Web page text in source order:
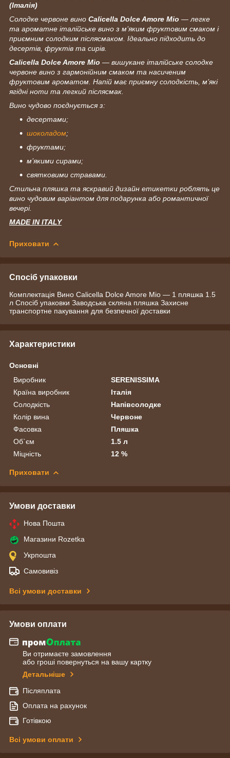
(Італія)
Солодке червоне вино Calicella Dolce Amore Mio — легке
та ароматне італійське вино з м’яким фруктовим смаком і
приємним солодким післясмаком. Ідеально підходить до
десертів, фруктів та сирів.
Calicella Dolce Amore Mio — вишукане італійське солодке
червоне вино з гармонійним смаком та насиченим
фруктовим ароматом. Напій має приємну солодкість, м’які
ягідні ноти та легкий післясмак.
Вино чудово поєднується з:
десертами;
шоколадом;
фруктами;
м’якими сирами;
святковими стравами.
Стильна пляшка та яскравий дизайн етикетки роблять це
вино чудовим варіантом для подарунка або романтичної
вечері.
MADE IN ITALY
Приховати
Спосіб упаковки
Комплектація Вино Calicella Dolce Amore Mio — 1 пляшка 1.5
л Спосіб упаковки Заводська скляна пляшка Захисне
транспортне пакування для безпечної доставки
Характеристики
Основні
Виробник
SERENISSIMA
Країна виробник
Італія
Солодкість
Напівсолодке
Колір вина
Червоне
Фасовка
Пляшка
Об`єм
1.5 л
Міцність
12 %
Приховати
Умови доставки
Нова Пошта
Магазини Rozetka
Укрпошта
Самовивіз
Всі умови доставки
Умови оплати
Ви отримаєте замовлення
або гроші повернуться на вашу картку
Детальніше
Післяплата
Оплата на рахунок
Готівкою
Всі умови оплати